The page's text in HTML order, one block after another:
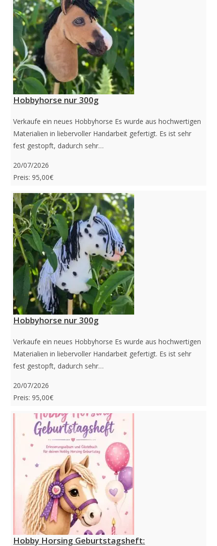
Hobbyhorse nur 300g
Verkaufe ein neues Hobbyhorse Es wurde aus hochwertigen
Materialien in liebervoller Handarbeit gefertigt. Es ist sehr
fest gestopft, dadurch sehr…
20/07/2026
Preis: 95,00€
Hobbyhorse nur 300g
Verkaufe ein neues Hobbyhorse Es wurde aus hochwertigen
Materialien in liebervoller Handarbeit gefertigt. Es ist sehr
fest gestopft, dadurch sehr…
20/07/2026
Preis: 95,00€
Hobby Horsing Geburtstagsheft: